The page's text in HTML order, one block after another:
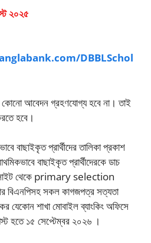
২০২৫
DBBLSchol
কোনো আবেদন গ্রহণযোগ্য হবে না। তাই
হবে।
বাছাইকৃত প্রার্থীদের তালিকা প্রকাশ
বাছাইকৃত প্রার্থীদেরকে ডাচ
থেকে primary selection
বিএনপিসহ সকল কাগজপত্র সত্যতা
যেকোন শাখা মোবাইল ব্যাংকিং অফিসে
হতে ১৫ সেপ্টেম্বর ২০২৬ ।